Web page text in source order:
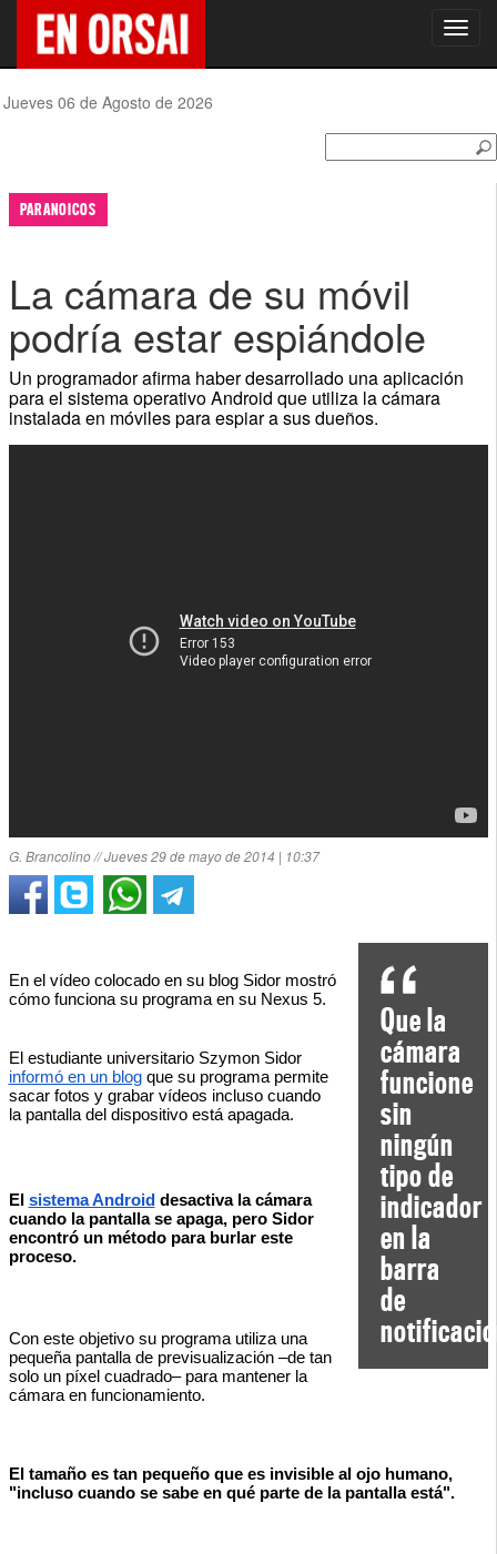
Jueves 06 de Agosto de 2026
PARANOICOS
La cámara de su móvil
podría estar espiándole
Un programador afirma haber desarrollado una aplicación
para el sistema operativo Android que utiliza la cámara
instalada en móviles para espiar a sus dueños.
G. Brancolino // Jueves 29 de mayo de 2014 | 10:37
Que la
cámara
funcione
sin
ningún
tipo de
indicador
en la
barra
de
En el vídeo colocado en su blog Sidor mostró
cómo funciona su programa en su Nexus 5.
El e
studiante universitario Szymon Sidor
informó en un blog que su programa permite
sacar fotos y grabar vídeos incluso cuando
la pantalla del dispositivo está apagada.
El sistema Android desactiva la cámara
cuando la pantalla se apaga, pero Sidor
encontró un método para burlar este
proceso.
Con este objetivo su programa utiliza una
pequeña pantalla de previsualización –de tan
solo un píxel cuadrado– para mantener la
cámara en funcionamiento.
El tamaño es tan pequeño que es invisible al ojo humano,
"incluso cuando se sabe en qué parte de la pantalla está".